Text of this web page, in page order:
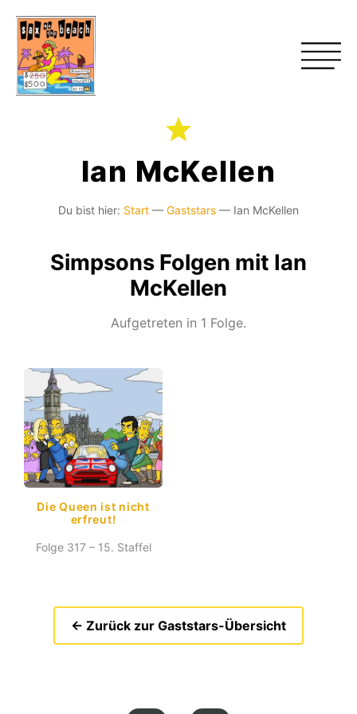
Ian McKellen
Du bist hier: Start — Gaststars — Ian McKellen
Simpsons Folgen mit Ian
McKellen
Aufgetreten in 1 Folge.
Die Queen ist nicht
erfreut!
Folge 317 – 15. Staffel
← Zurück zur Gaststars-Übersicht